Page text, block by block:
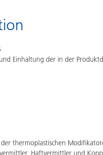
Einhaltung der in der
thermoplastischen
Haftvermittler und